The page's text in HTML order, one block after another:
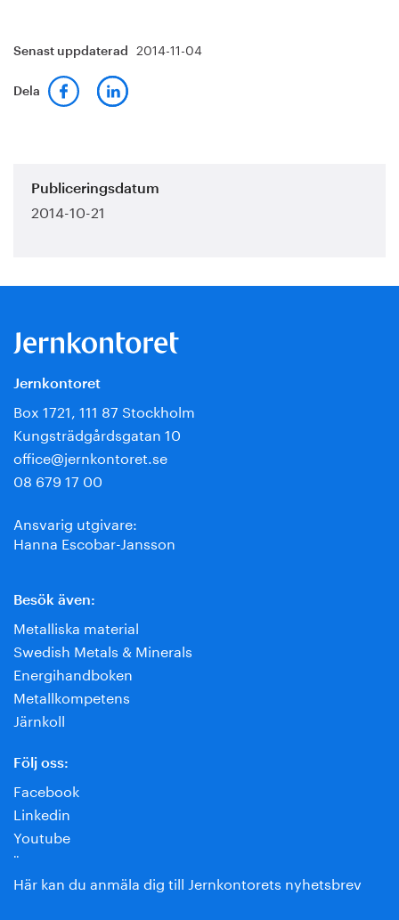
Senast uppdaterad 2014-11-04
Dela
Publiceringsdatum
2014-10-21
Jernkontoret
Box 1721, 111 87 Stockholm
Kungsträdgårdsgatan 10
office@jernkontoret.se
08 679 17 00
Ansvarig utgivare:
Hanna Escobar-Jansson
Besök även:
Metalliska material
Swedish Metals & Minerals
Energihandboken
Metallkompetens
Järnkoll
Följ oss:
Facebook
Linkedin
Youtube
¨
Här kan du anmäla dig till Jernkontorets nyhetsbrev